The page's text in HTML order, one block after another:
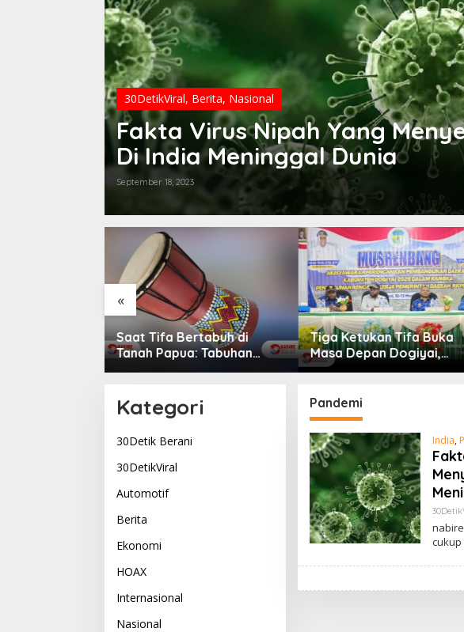
30DetikViral, Berita, Nasional
Fakta Virus Nipah Yang
Di India Meninggal Dunia
September 18, 2023
«
Tiga Ketukan Tifa Buka
Masa Depan Dogiyai,
Dogiyai Kirim 41 Putra-
Terbaik ke India & Rusia:
Komitmen Nyata Bupati
Pemimpin Masa Depan
Kategori
30Detik Berani
30DetikViral
Automotif
Berita
Ekonomi
HOAX
Internasional
Nasional
Pandemi
India,
cukup